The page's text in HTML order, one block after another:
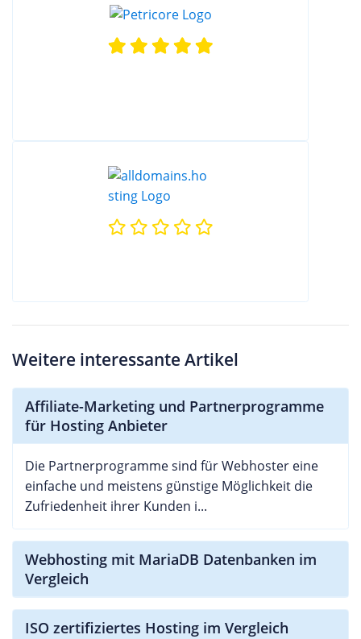
Weitere interessante Artikel
Affiliate-Marketing und Partnerprogramme
für Hosting Anbieter
Die Partnerprogramme sind für Webhoster eine
einfache und meistens günstige Möglichkeit die
Zufriedenheit ihrer Kunden i...
Webhosting mit MariaDB Datenbanken im
Vergleich
ISO zertifiziertes Hosting im Vergleich